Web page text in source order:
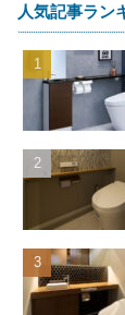
人気記事ラン